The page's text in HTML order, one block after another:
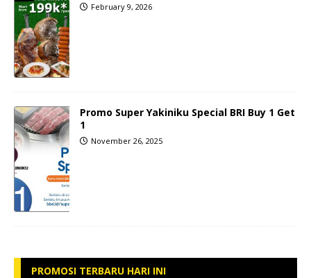
February 9, 2026
Promo Super Yakiniku Special BRI Buy 1 Get
1
November 26, 2025
PROMOSI TERBARU HARI INI